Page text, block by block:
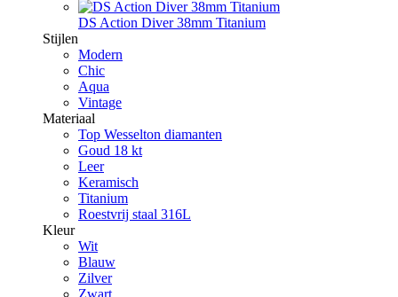
DS Action Diver 38mm Titanium
Stijlen
Modern
Chic
Aqua
Vintage
Materiaal
Top Wesselton diamanten
Goud 18 kt
Leer
Keramisch
Titanium
Roestvrij staal 316L
Kleur
Wit
Blauw
Zilver